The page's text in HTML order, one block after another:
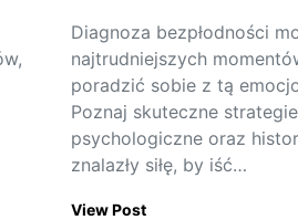
Diagnoza bezpłodności
najtrudniejszych
poradzić sobie z tą
Poznaj skuteczne
psychologiczne oraz
znalazły siłę, by iść…
View Post